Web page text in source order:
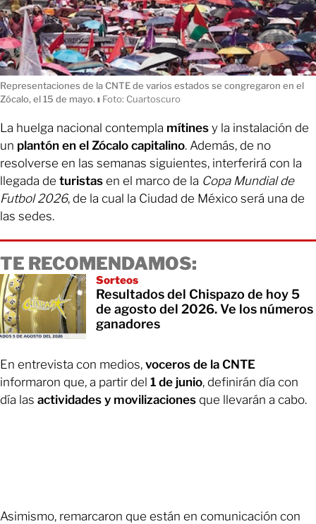
Representaciones de la CNTE de varios estados se congregaron en el
Zócalo, el 15 de mayo. ı Foto: Cuartoscuro
La huelga nacional contempla mítines y la instalación de
un plantón en el Zócalo capitalino. Además, de no
resolverse en las semanas siguientes, interferirá con la
llegada de turistas en el marco de la Copa Mundial de
Futbol 2026, de la cual la Ciudad de México será una de
las sedes.
TE RECOMENDAMOS:
Sorteos
Resultados del Chispazo de hoy 5
de agosto del 2026. Ve los números
ganadores
En entrevista con medios, voceros de la CNTE
informaron que, a partir del 1 de junio, definirán día con
día las actividades y movilizaciones que llevarán a cabo.
Asimismo, remarcaron que están en comunicación con